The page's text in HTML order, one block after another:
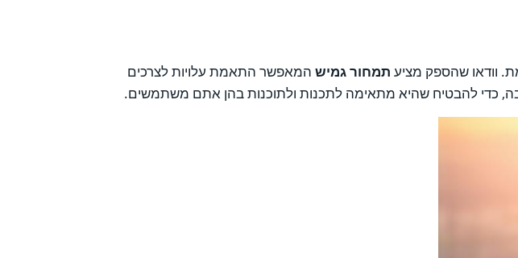
וודאו שהספק מציע תמחור גמיש המאפשר התאמת עלויות לצרכים
להבטיח שהיא מתאימה לתכנות ולתוכנות בהן אתם משתמשים.